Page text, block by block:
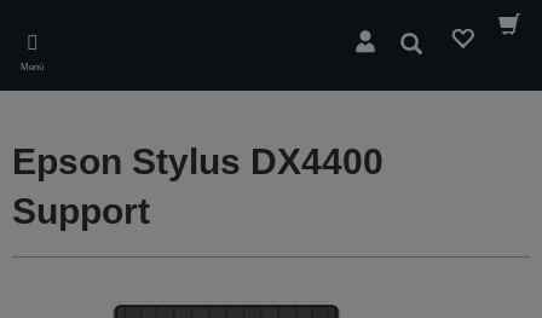
main
content
Menü
Suchen
Epson Stylus DX4400
Support